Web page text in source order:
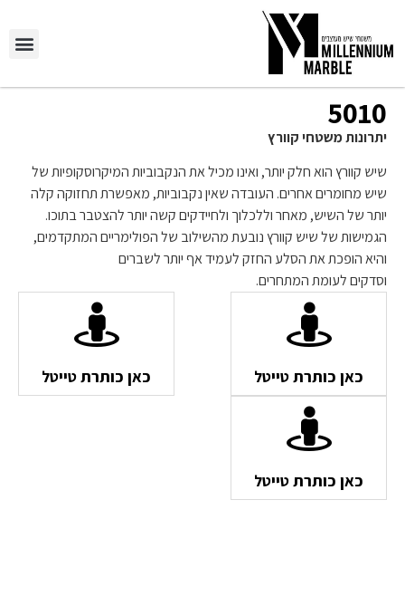
5010
יתרונות משטחי קוורץ
שיש קוורץ הוא חלק יותר, ואינו מכיל את הנקבוביות המיקרוסקופיות של
שיש מחומרים אחרים. העובדה שאין נקבוביות, מאפשרת תחזוקה קלה
יותר של השיש, מאחר וללכלוך ולחיידקים קשה יותר להצטבר בתוכו.
הגמישות של שיש קוורץ נובעת מהשילוב של הפולימריים המתקדמים,
והיא הופכת את הסלע החזק לעמיד אף יותר לשברים
וסדקים לעומת המתחרים.
כאן כותרת טייטל כאן כותרת טייטל
כאן כותרת טייטל